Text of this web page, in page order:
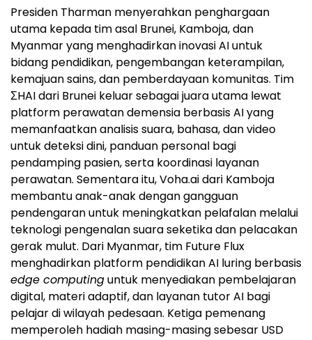
Presiden Tharman menyerahkan penghargaan
utama kepada tim asal Brunei, Kamboja, dan
Myanmar yang menghadirkan inovasi AI untuk
bidang pendidikan, pengembangan keterampilan,
kemajuan sains, dan pemberdayaan komunitas. Tim
ΣHAI dari Brunei keluar sebagai juara utama lewat
platform perawatan demensia berbasis AI yang
memanfaatkan analisis suara, bahasa, dan video
untuk deteksi dini, panduan personal bagi
pendamping pasien, serta koordinasi layanan
perawatan. Sementara itu, Voha.ai dari Kamboja
membantu anak-anak dengan gangguan
pendengaran untuk meningkatkan pelafalan melalui
teknologi pengenalan suara seketika dan pelacakan
gerak mulut. Dari Myanmar, tim Future Flux
menghadirkan platform pendidikan AI luring berbasis
edge computinguntuk menyediakan pembelajaran
digital, materi adaptif, dan layanan tutor AI bagi
pelajar di wilayah pedesaan. Ketiga pemenang
memperoleh hadiah masing-masing sebesar USD